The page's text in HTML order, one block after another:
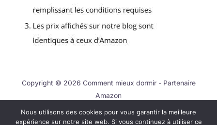
Copyright © 2026 Comment mieux dormir - Partenaire
Amazon
Contact
Nous utilisons des cookies pour vous garantir la meilleure
expérience sur notre site web. Si vous continuez à utiliser ce